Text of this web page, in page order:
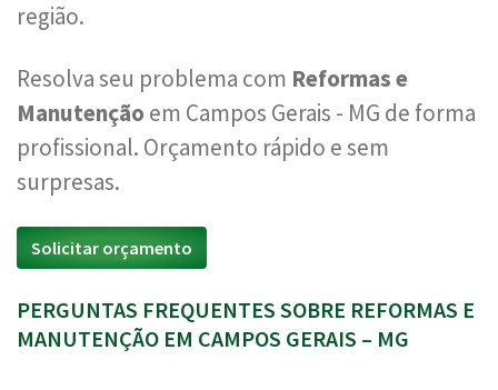
região.
Resolva seu problema com Reformas e
Manutenção em Campos Gerais - MG de forma
profissional. Orçamento rápido e sem
surpresas.
Solicitar orçamento
PERGUNTAS FREQUENTES SOBRE REFORMAS E
MANUTENÇÃO EM CAMPOS GERAIS – MG